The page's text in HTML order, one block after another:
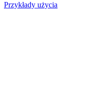
Przykłady użycia